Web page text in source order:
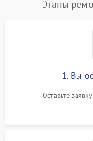
Этапы
1. Вы
Оставьте